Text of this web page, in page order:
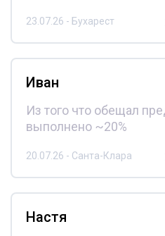
23.07.26 - Бухарест
Иван
Из того что обещал
выполнено ~20%
20.07.26 - Санта-Клара
Настя